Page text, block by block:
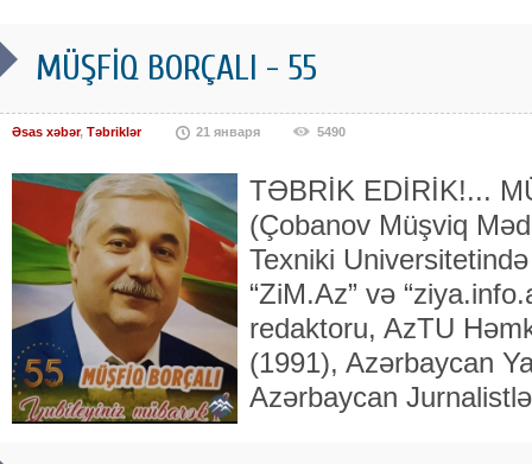
MÜŞFİQ BORÇALI - 55
Əsas xəbər, Təbriklər 21 января 5490
TƏBRİK EDİRİK!...
(Çobanov Müşviq
Texniki
“ZiM.Az” və
redaktoru, AzTU
(1991), Azər­baycan
Azərbaycan